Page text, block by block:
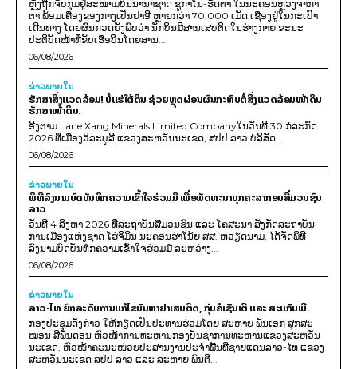
ຫຼັງຖືກຈັບກຸມຢູ່ສະໜາມບິນນານາຊາດ ຊູກາໂນ-ຮັດຕາ ໃນນະຄອນຫຼວງຈາກາ
ຕາ ພ້ອມເຄື່ອງຂອງກາງເປັນຢາອີ ຫຼາຍກວ່າ 70,000 ເມັດ ເຊື່ອງຢູ່ໃນກະເປົາ
ເດີນທາງ ໂດຍຜົນກວດຍັງພົບວ່າ ນັກບິນມີສານເສບຕິດໃນຮ່າງກາຍ ຂະນະ
ປະຕິບັດໜ້າທີ່ຂັບເຮືອບິນໂດຍສານ...
06/08/2026
ຂ່າວພາຍ​ໃນ
ຮັກສາສິ່ງແວດລ້ອມ! ບໍ່ແຮ່ໃຕ້ດິນ ຊ່ວຍຫຼຸດຜ່ອນຜົນກະທົບຕໍ່ສິ່ງແວດລ້ອມໜ້າດິນ
ຮັກສາໜ້າດິນ.
ອີງຕາມ Lane Xang Minerals Limited Companyໃນວັນທີ 30 ກໍລະກົດ
2026 ທີ່ເມືອງວິລະບູລີ ແຂວງສະຫວັນນະເຂດ, ສປປ ລາວ ບໍລິສັດ...
06/08/2026
ຂ່າວພາຍ​ໃນ
ພິທີລົງນາມບົດບັນທຶກຄວາມເຂົ້າໃຈຮ່ວມມື ເພື່ອພັດທະນາບຸກຄະລາກອນສື່ມວນຊົນ
ລາວ
ວັນທີ 4 ສິງຫາ 2026 ທີ່ສະຖາບັນສື່ມວນຊົນ ແລະ ໂຄສະນາ ສັງກັດສະຖາບັນ
ການເມືອງແຫ່ງຊາດ ໂຮ່ຈິມິນ ນະຄອນຮ່າໂນ້ຍ ສສ. ຫວຽດນາມ, ໄດ້ຈັດພິທີ
ລົງນາມບົດບັນທຶກຄວາມເຂົ້າໃຈຮ່ວມມື ລະຫວ່າງ...
06/08/2026
ຂ່າວພາຍ​ໃນ
ລາວ-ໄທ ຍົກລະດັບການແກ້ໄຂບັນຫາຢາເສບຕິດ, ກຸ່ມຄໍເຊັນເຕີ ແລະ ສະແກັມເມີ.
ກອງປະຊຸມດັ່ງກ່າວ ໃຫ້ກຽດເປັນປະທານຮ່ວມໂດຍ ສະຫາຍ ພັນເອກ ສຸກສະ
ໝອນ ສີພັນດອນ ຫົວໜ້າການທະຫານກອງບັນຊາການທະຫານແຂວງສະຫວັນ
ນະເຂດ, ຫົວໜ້າຄະນະໜ່ວຍປະສານງານປະຈຳພື້ນທີ່ຊາຍແດນລາວ-ໄທ ແຂວງ
ສະຫວັນນະເຂດ ສປປ ລາວ ແລະ ສະຫາຍ ພົນຕີ...